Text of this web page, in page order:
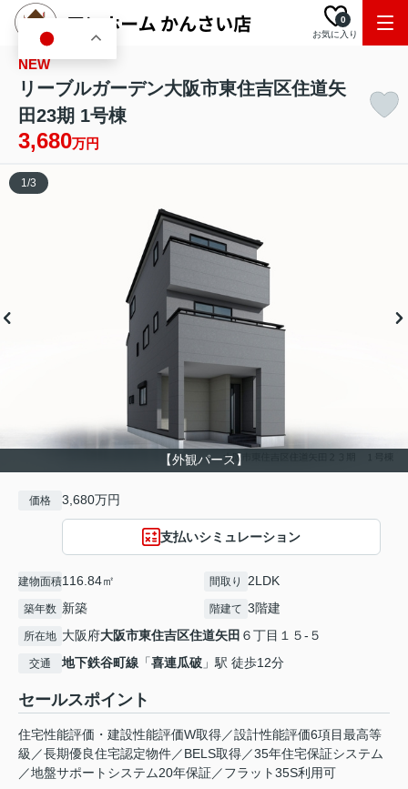
お気に入り
0
NEW
リーブルガーデン大阪市東住吉区住道矢
田23期 1号棟
3,680万円
【外観パース】
1/3
価格 3,680万円
支払いシミュレーション
建物面積116.84㎡ 間取り 2LDK
築年数 新築 階建て 3階建
所在地 大阪府大阪市東住吉区住道矢田 ６丁目１５-５
交通 地下鉄谷町線 「喜連瓜破 」駅 徒歩12分
セールスポイント
住宅性能評価・建設性能評価W取得／設計性能評価6項目最高等
級／長期優良住宅認定物件／BELS取得／35年住宅保証システム
／地盤サポートシステム20年保証／フラット35S利用可